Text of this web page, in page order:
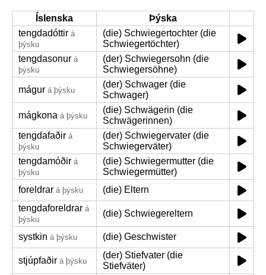
Íslenska
Þýska
tengdadóttir á
þýsku
(die) Schwiegertochter (die
Schwiegertöchter)
tengdasonur á
þýsku
(der) Schwiegersohn (die
Schwiegersöhne)
mágur á þýsku
(der) Schwager (die
Schwager)
mágkona á þýsku
(die) Schwägerin (die
Schwägerinnen)
tengdafaðir á
þýsku
(der) Schwiegervater (die
Schwiegerväter)
tengdamóðir á
þýsku
(die) Schwiegermutter (die
Schwiegermütter)
foreldrar á þýsku
(die) Eltern
tengdaforeldrar á
þýsku
(die) Schwiegereltern
systkin á þýsku (die) Geschwister
stjúpfaðir á þýsku
(der) Stiefvater (die
Stiefväter)